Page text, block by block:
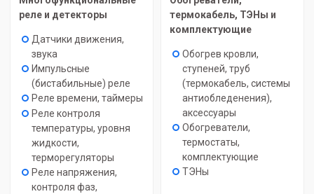
реле и детекторы
Датчики движения,
звука
Импульсные
(бистабильные) реле
Реле времени, таймеры
Реле контроля
температуры, уровня
жидкости,
терморегуляторы
Реле напряжения,
контроля фаз,
термокабель, ТЭНы и
комплектующие
Обогрев кровли,
ступеней, труб
(термокабель, системы
антиобледенения),
аксессуары
Обогреватели,
термостаты,
комплектующие
ТЭНы